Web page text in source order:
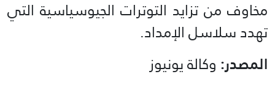
مخاوف من تزايد التوترات الجيوسياسية التي
تهدد سلاسل الإمداد.
المصدر: وكالة يونيوز